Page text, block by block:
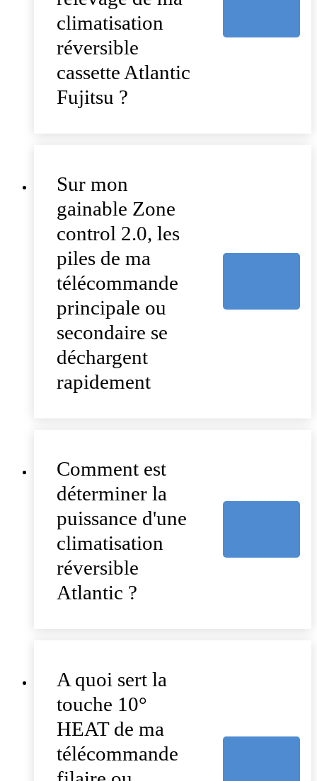
climatisation
réversible
cassette Atlantic
Fujitsu ?
Sur mon
gainable Zone
control 2.0, les
piles de ma
télécommande
principale ou
secondaire se
déchargent
rapidement
Comment est
déterminer la
puissance d'une
climatisation
réversible
Atlantic ?
A quoi sert la
touche 10°
HEAT de ma
télécommande